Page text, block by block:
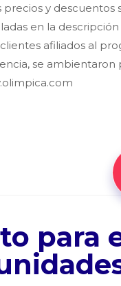
precios y
en la
afiliados al
se ambientaron
para